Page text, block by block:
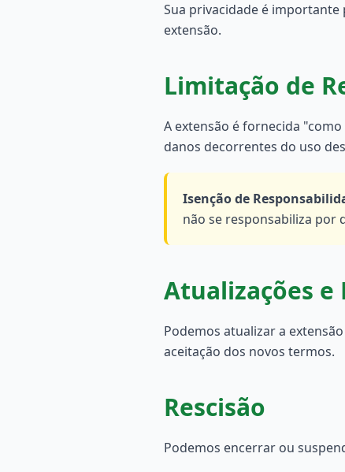
Sua privacidade é importante
extensão.
Limitação de
A extensão é fornecida
danos decorrentes do uso
Isenção de
não se responsabiliza por
Atualizações e
Podemos atualizar a
aceitação dos novos termos.
Rescisão
Podemos encerrar ou